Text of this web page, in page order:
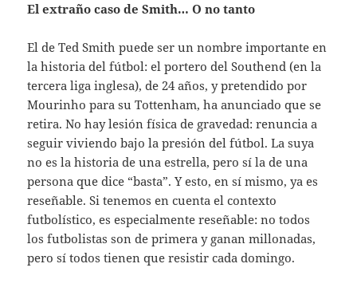
El extraño caso de Smith… O no tanto
El de Ted Smith puede ser un nombre importante en
la historia del fútbol: el portero del Southend (en la
tercera liga inglesa), de 24 años, y pretendido por
Mourinho para su Tottenham, ha anunciado que se
retira. No hay lesión física de gravedad: renuncia a
seguir viviendo bajo la presión del fútbol. La suya
no es la historia de una estrella, pero sí la de una
persona que dice “basta”. Y esto, en sí mismo, ya es
reseñable. Si tenemos en cuenta el contexto
futbolístico, es especialmente reseñable: no todos
los futbolistas son de primera y ganan millonadas,
pero sí todos tienen que resistir cada domingo.